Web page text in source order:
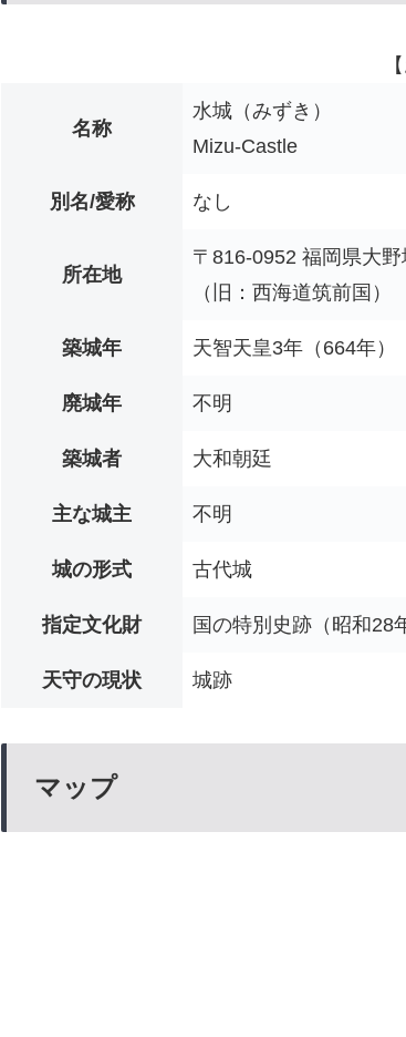
名称
水城（みずき）
Mizu-Castle
別名/愛称 なし
所在地
〒816-0952 福岡県大
（旧：西海道筑前国）
築城年 天智天皇3年（664年）
廃城年 不明
築城者 大和朝廷
主な城主 不明
城の形式 古代城
指定文化財 国の特別史跡（昭和28
天守の現状 城跡
マップ